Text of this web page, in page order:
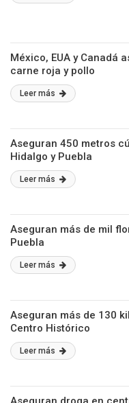
México, EUA y Canadá
carne roja y pollo
Leer más
Aseguran 450 metros
Hidalgo y Puebla
Leer más
Aseguran más de mil
Puebla
Leer más
Aseguran más de 130
Centro Histórico
Leer más